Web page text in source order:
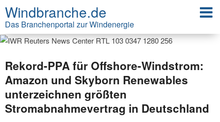
Windbranche.de
Das Branchenportal zur Windenergie
Rekord-PPA für Offshore-Windstrom:
Amazon und Skyborn Renewables
unterzeichnen größten
Stromabnahmevertrag in Deutschland